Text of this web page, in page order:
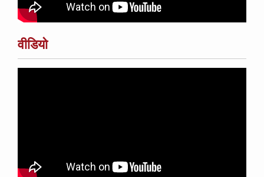
वीडियो